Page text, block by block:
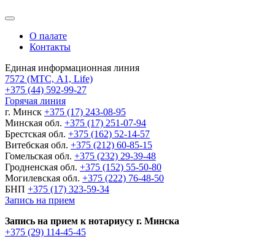
О палате
Контакты
Единая информационная линия
7572 (МТС, A1, Life)
+375 (44) 592-99-27
Горячая линия
г. Минск +375 (17) 243-08-95
Минская обл. +375 (17) 251-07-94
Брестская обл. +375 (162) 52-14-57
Витебская обл. +375 (212) 60-85-15
Гомельская обл. +375 (232) 29-39-48
Гродненская обл. +375 (152) 55-50-80
Могилевская обл. +375 (222) 76-48-50
БНП +375 (17) 323-59-34
Запись на прием
Запись на прием к нотариусу г. Минска
+375 (29) 114-45-45